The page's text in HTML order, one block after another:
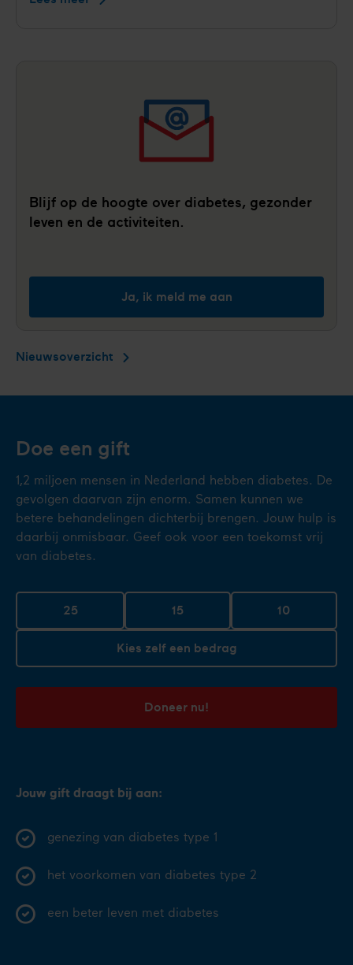
eerder
zichtbaar
Blijf op de hoogte over diabetes, gezonder
leven en de activiteiten.
Ja, ik meld me aan
Nieuwsoverzicht
Doe een gift
1,2 miljoen mensen in Nederland hebben diabetes. De
gevolgen daarvan zijn enorm. Samen kunnen we
betere behandelingen dichterbij brengen. Jouw hulp is
daarbij onmisbaar. Geef ook voor een toekomst vrij
van diabetes.
Jouw gift draagt bij aan:
genezing van diabetes type 1
het voorkomen van diabetes type 2
een beter leven met diabetes
25 15 10
Kies zelf een bedrag
Doneer nu!